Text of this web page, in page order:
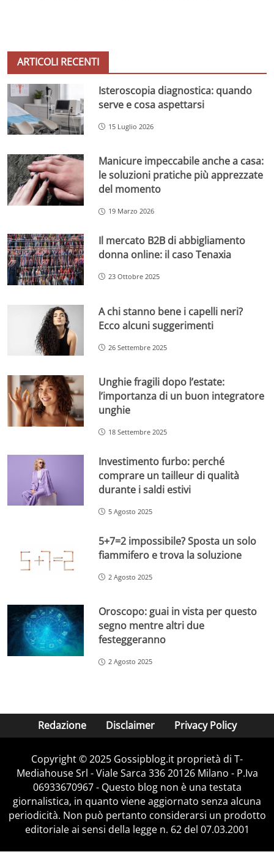
ARTICOLI RECENTI
Isteroscopia diagnostica: quando
serve e cosa aspettarsi
15 Luglio 2026
Manicure impeccabile anche a casa:
le soluzioni pratiche più apprezzate
del momento
19 Marzo 2026
Il mercato B2B di abbigliamento
donna online: il caso Tenaxia
23 Ottobre 2025
A chi stanno bene i capelli neri?
Ecco alcuni suggerimenti
26 Settembre 2025
Unghie fragili dopo l’estate:
l’importanza di un buon integratore
unghie
18 Settembre 2025
Investimento furbo: perché
comprare un tailleur di qualità
durante i saldi estivi
5 Agosto 2025
5+7=2 impossibile? Sposta un solo
fiammifero e trova la soluzione
2 Agosto 2025
Oroscopo: guai in vista per questo
segno mentre altri due
festeggeranno
2 Agosto 2025
Redazione Disclaimer Privacy Policy
Copyright © 2025 Gossipblog.it proprietà di T-
Mediahouse Srl - Viale Sarca 336 20126 Milano - P.Iva
06933670967 - Questo blog non è una testata
giornalistica, in quanto viene aggiornato senza alcuna
periodicità. Non può pertanto considerarsi un prodotto
editoriale ai sensi della legge n. 62 del 07.03.2001